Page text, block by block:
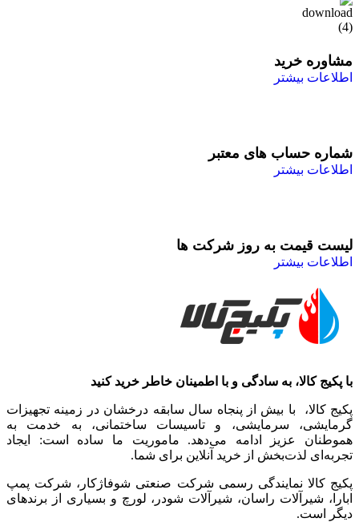
مشاوره خرید
اطلاعات بیشتر
شماره حساب های معتبر
اطلاعات بیشتر
لیست قیمت به روز شرکت ها
اطلاعات بیشتر
با پکیج کالا، به سادگی و با اطمینان خاطر خرید کنید
پکیج کالا، با بیش از پنجاه سال سابقه درخشان در زمینه تجهیزات
گرمایشی، سرمایشی، و تاسیسات ساختمانی، به خدمت به
هموطنان عزیز ادامه می‌دهد. ماموریت ما ساده است: ایجاد
تجربه‌ای لذت‌بخش از خرید آنلاین برای شما.
پکیج کالا نمایندگی رسمی شرکت صنعتی شوفاژکار، شرکت پمپ
ابارا، شیرآلات راسان، شیرآلات شودر، لورچ و بسیاری از برندهای
دیگر است.